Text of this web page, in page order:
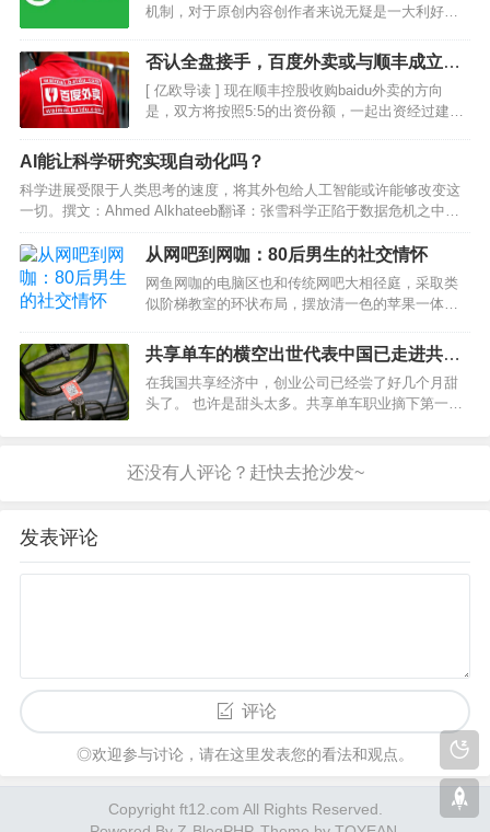
机制，对于原创内容创作者来说无疑是一大利好，
联网不缺乏原创内容创作者，但是内容抄袭者多如
牛毛，依然成为盛行之风气。伴随着各大自媒体平
台纷纷加入原创内容保…
否认全盘接手，百度外卖或与顺丰成立合
资公司
[ 亿欧导读 ] 现在顺丰控股收购baidu外卖的方向
是，双方将按照5:5的出资份额，一起出资经过建立
数。一位接近交易的人士表示：“之所以不会全盘接
手baidu外卖，主要是因为顺丰以为全资…
AI能让科学研究实现自动化吗？
科学进展受限于人类思考的速度，将其外包给人工智能或许能够改变这
一切。撰文：Ahmed Alkhateeb翻译：张雪科学正陷于数据危机之中。
去年，仅在生物医学领域就有超过120万篇新论文发表，这令同行评审的
生物医学论文总数达到了2600万篇。…从网吧到网咖：80后男生的社交情怀
网鱼网咖的电脑区也和传统网吧大相径庭，采取类
似阶梯教室的环状布局，摆放清一色的苹果一体
告诫队友别送死)的叫声和激动的呼喊声，工作日时
间的大厅中并没什么人，穿着印有网鱼logo白衬衫店
员时不时驻…
共享单车的横空出世代表中国已走进共享
经济时代
在我国共享经济中，创业公司已经尝了好几个月甜
头了。 也许是甜头太多。共享单车职业摘下第一个
司最近宣布，估计今年将在广州同享最少50万把雨
伞，而坐落…
发表评论
评论
◎欢迎参与讨论，请在这里发表您的看法和观点。
Copyright ft12.com All Rights Reserved.